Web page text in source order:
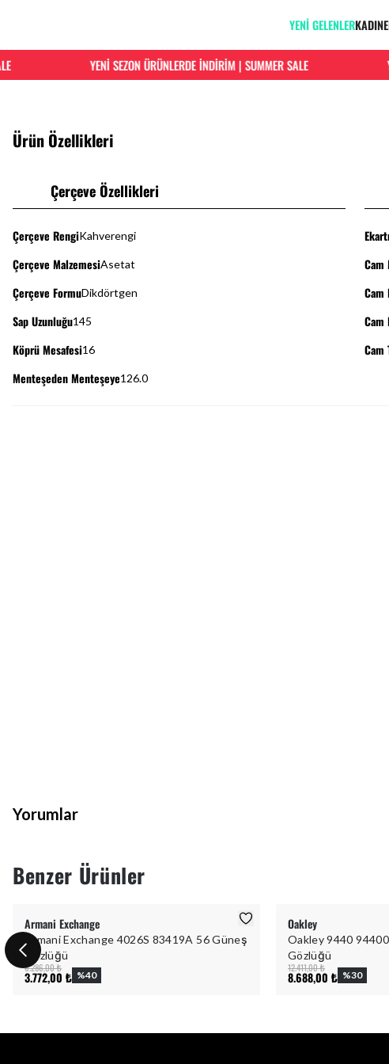
YENİ GELENLERKADIN
YENİ SEZON ÜRÜNLERDE İNDİRİM | SUMMER SALE
Ürün Özellikleri
Çerçeve Özellikleri
Çerçeve RengiKahverengi
Çerçeve MalzemesiAsetat
Çerçeve FormuDikdörtgen
Sap Uzunluğu145
Köprü Mesafesi16
Menteşeden Menteşeye126.0
Cam
Cam
Cam
Yorumlar
Benzer Ürünler
Armani Exchange
Armani Exchange 4026S 83419A 56 Güneş
Gözlüğü
6.286,00 ₺
3.772,00 ₺ %40
Oakley
Oakley 9440
Gözlüğü
12.411,00 ₺
8.688,00 ₺ %30